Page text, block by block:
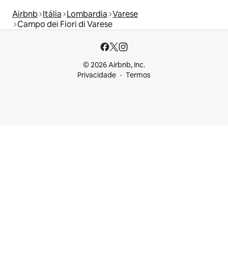
Airbnb Itália Lombardia Varese
Campo dei Fiori di Varese
© 2026 Airbnb, Inc.
Privacidade
Termos